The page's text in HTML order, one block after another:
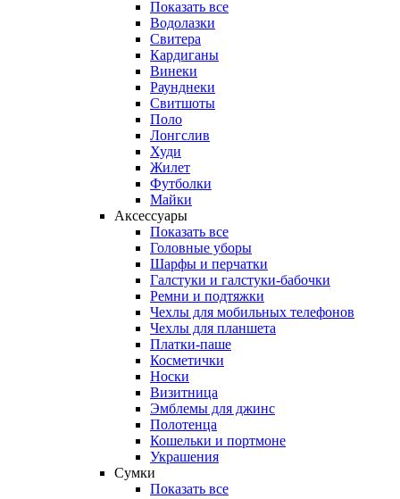
Показать все
Водолазки
Свитера
Кардиганы
Винеки
Раунднеки
Свитшоты
Поло
Лонгслив
Худи
Жилет
Футболки
Майки
Аксессуары
Показать все
Головные уборы
Шарфы и перчатки
Галстуки и галстуки-бабочки
Ремни и подтяжки
Чехлы для мобильных телефонов
Чехлы для планшета
Платки-паше
Косметички
Носки
Визитница
Эмблемы для джинс
Полотенца
Кошельки и портмоне
Украшения
Сумки
Показать все